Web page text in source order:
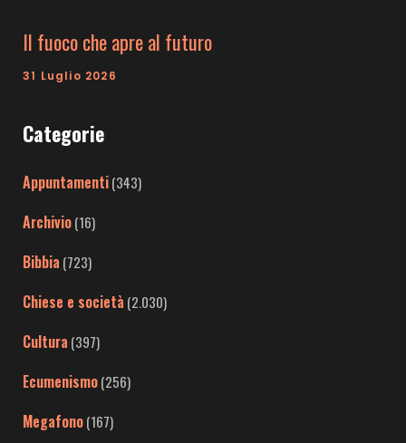
Il fuoco che apre al futuro
31 Luglio 2026
Categorie
Appuntamenti(343)
Archivio(16)
Bibbia (723)
Chiese e società (2.030)
Cultura (397)
Ecumenismo(256)
Megafono(167)